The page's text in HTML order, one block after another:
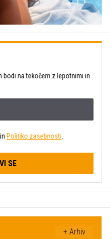
bodi na tekočem z lepotnimi in
in Politiko zasebnosti.
SE
+ Arhiv